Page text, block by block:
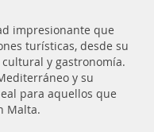
impresionante que
turísticas, desde su
y gastronomía.
y su
para aquellos que
Malta.